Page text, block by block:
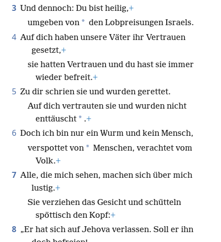
3 Und dennoch: Du bist heilig,+
umgeben von * den Lobpreisungen Israels.
4 Auf dich haben unsere Väter ihr Vertrauen
gesetzt,+
sie hatten Vertrauen und du hast sie immer
wieder befreit.+
5 Zu dir schrien sie und wurden gerettet.
Auf dich vertrauten sie und wurden nicht
enttäuscht * .+
6 Doch ich bin nur ein Wurm und kein Mensch,
verspottet von * Menschen, verachtet vom
Volk.+
7 Alle, die mich sehen, machen sich über mich
lustig.+
Sie verziehen das Gesicht und schütteln
spöttisch den Kopf:+
8 „Er hat sich auf Jehova verlassen. Soll er ihn